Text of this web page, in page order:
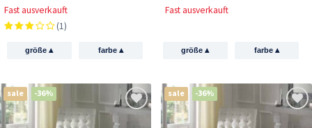
Fast ausverkauft
(1)
größe▴ farbe ▴
Fast ausverkauft
größe▴ farbe ▴
sale -36% sale -36%